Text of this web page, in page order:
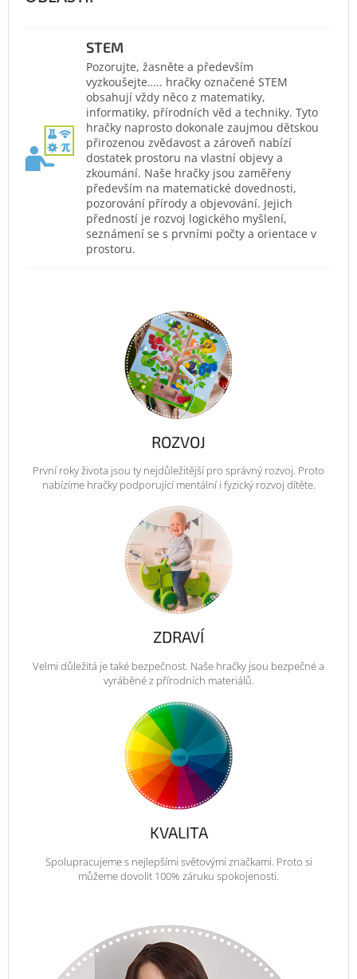
STEM
Pozorujte, žasněte a především
vyzkoušejte….. hračky označené STEM
obsahují vždy něco z matematiky,
informatiky, přírodních věd a techniky. Tyto
hračky naprosto dokonale zaujmou dětskou
přirozenou zvědavost a zároveň nabízí
dostatek prostoru na vlastní objevy a
zkoumání. Naše hračky jsou zaměřeny
především na matematické dovednosti,
pozorování přírody a objevování. Jejich
předností je rozvoj logického myšlení,
seznámení se s prvními počty a orientace v
prostoru.
ROZVOJ
První roky života jsou ty nejdůležitější pro správný rozvoj. Proto
nabízíme hračky podporující mentální i fyzický rozvoj dítěte.
ZDRAVÍ
Velmi důležitá je také bezpečnost. Naše hračky jsou bezpečné a
vyráběné z přírodních materiálů.
KVALITA
Spolupracujeme s nejlepšími světovými značkami. Proto si
můžeme dovolit 100% záruku spokojenosti.